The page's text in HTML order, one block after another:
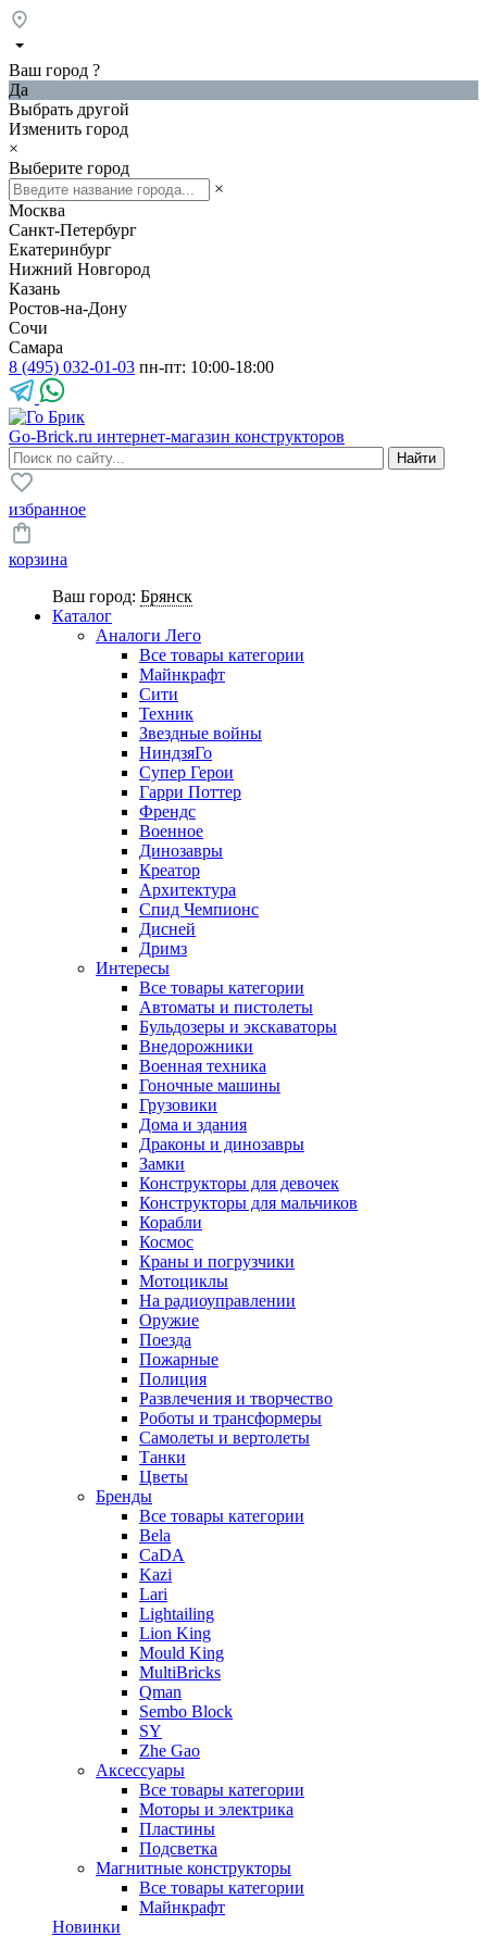
Ваш город ?
Да
Выбрать другой
Изменить город
×
Выберите город
×
Москва
Санкт-Петербург
Екатеринбург
Нижний Новгород
Казань
Ростов-на-Дону
Сочи
Самара
8 (495) 032-01-03 пн-пт: 10:00-18:00
Go-Brick.ru интернет-магазин конструкторов
избранное
корзина
Ваш город: Брянск
Каталог
Аналоги Лего
Все товары категории
Майнкрафт
Сити
Техник
Звездные войны
НиндзяГо
Супер Герои
Гарри Поттер
Френдс
Военное
Динозавры
Креатор
Архитектура
Спид Чемпионс
Дисней
Дримз
Интересы
Все товары категории
Автоматы и пистолеты
Бульдозеры и экскаваторы
Внедорожники
Военная техника
Гоночные машины
Грузовики
Дома и здания
Драконы и динозавры
Замки
Конструкторы для девочек
Конструкторы для мальчиков
Корабли
Космос
Краны и погрузчики
Мотоциклы
На радиоуправлении
Оружие
Поезда
Пожарные
Полиция
Развлечения и творчество
Роботы и трансформеры
Самолеты и вертолеты
Танки
Цветы
Бренды
Все товары категории
Bela
CaDA
Kazi
Lari
Lightailing
Lion King
Mould King
MultiBricks
Qman
Sembo Block
SY
Zhe Gao
Аксессуары
Все товары категории
Моторы и электрика
Пластины
Подсветка
Магнитные конструкторы
Все товары категории
Майнкрафт
Новинки